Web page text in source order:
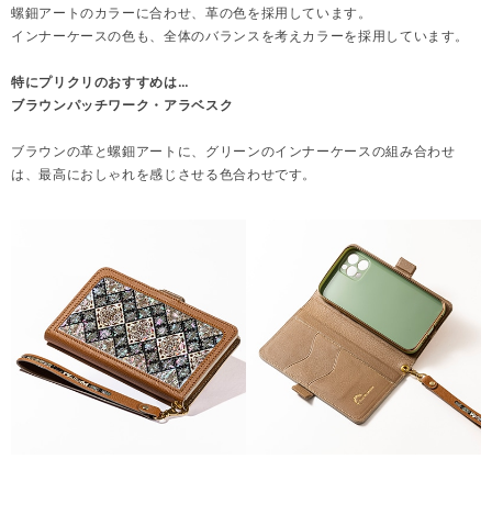
螺鈿アートのカラーに合わせ、革の色を採用しています。
インナーケースの色も、全体のバランスを考えカラーを採用しています。
特にプリクリのおすすめは…
ブラウンパッチワーク・アラベスク
ブラウンの革と螺鈿アートに、グリーンのインナーケースの組み合わせ
は、最高におしゃれを感じさせる色合わせです。